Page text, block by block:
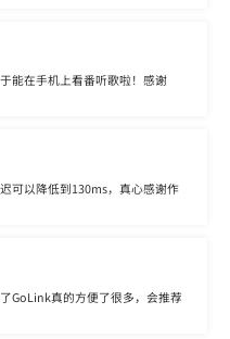
能在手机上看番听歌啦！感谢
可以降低到130ms，真心感谢作
GoLink真的方便了很多，会推荐